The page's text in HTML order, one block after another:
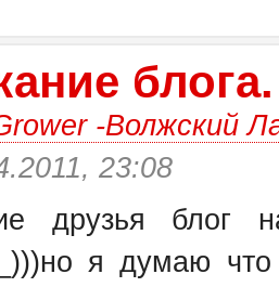
блога.
-Волжский
23:08
друзья блог
я думаю